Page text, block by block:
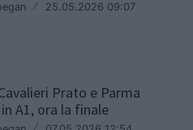
/ 25.05.2026 09:07
Prato e Parma
A1, ora la finale